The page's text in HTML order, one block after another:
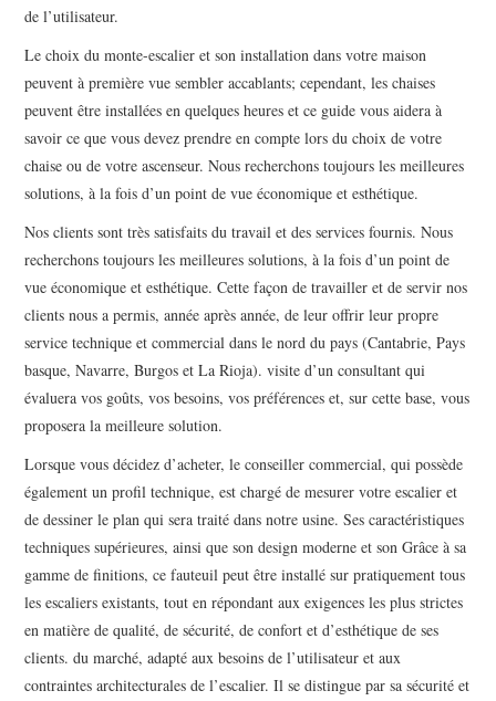
de l’utilisateur.
Le choix du monte-escalier et son installation dans votre maison
peuvent à première vue sembler accablants; cependant, les chaises
peuvent être installées en quelques heures et ce guide vous aidera à
savoir ce que vous devez prendre en compte lors du choix de votre
chaise ou de votre ascenseur. Nous recherchons toujours les meilleures
solutions, à la fois d’un point de vue économique et esthétique.
Nos clients sont très satisfaits du travail et des services fournis. Nous
recherchons toujours les meilleures solutions, à la fois d’un point de
vue économique et esthétique. Cette façon de travailler et de servir nos
clients nous a permis, année après année, de leur offrir leur propre
service technique et commercial dans le nord du pays (Cantabrie, Pays
basque, Navarre, Burgos et La Rioja). visite d’un consultant qui
évaluera vos goûts, vos besoins, vos préférences et, sur cette base, vous
proposera la meilleure solution.
Lorsque vous décidez d’acheter, le conseiller commercial, qui possède
également un profil technique, est chargé de mesurer votre escalier et
de dessiner le plan qui sera traité dans notre usine. Ses caractéristiques
techniques supérieures, ainsi que son design moderne et son Grâce à sa
gamme de finitions, ce fauteuil peut être installé sur pratiquement tous
les escaliers existants, tout en répondant aux exigences les plus strictes
en matière de qualité, de sécurité, de confort et d’esthétique de ses
clients. du marché, adapté aux besoins de l’utilisateur et aux
contraintes architecturales de l’escalier. Il se distingue par sa sécurité et